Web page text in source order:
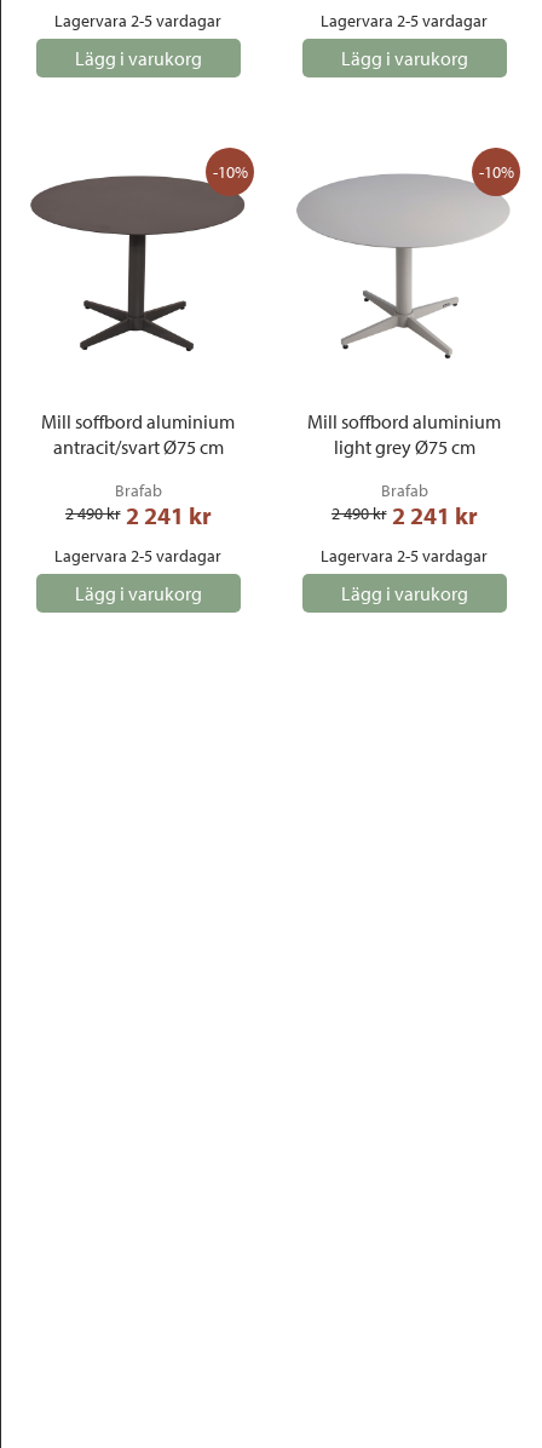
Lagervara 2-5 vardagar
Lägg i varukorg
Lagervara 2-5 vardagar
Lägg i varukorg
-10%
Mill soffbord aluminium
antracit/svart Ø75 cm
Brafab
2 490 kr 2 241 kr
Lagervara 2-5 vardagar
Lägg i varukorg
-10%
Mill soffbord aluminium
light grey Ø75 cm
Brafab
2 490 kr 2 241 kr
Lagervara 2-5 vardagar
Lägg i varukorg